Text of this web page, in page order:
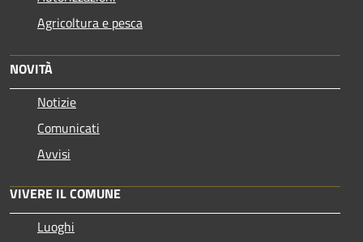
Agricoltura e pesca
NOVITÀ
Notizie
Comunicati
Avvisi
VIVERE IL COMUNE
Luoghi